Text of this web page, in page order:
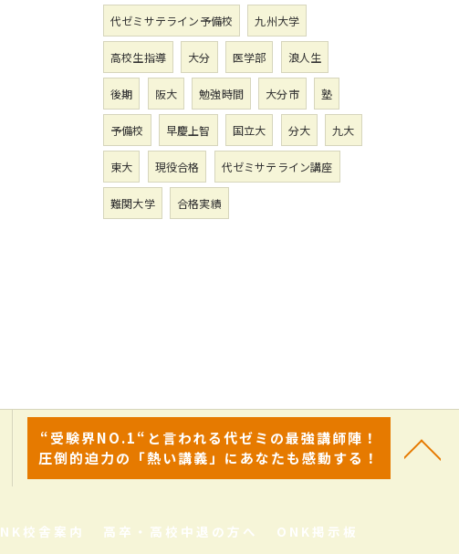
代ゼミサテライン予備校 九州大学
高校生指導 大分 医学部 浪人生
後期 阪大 勉強時間 大分市 塾
予備校 早慶上智 国立大 分大 九大
東大 現役合格 代ゼミサテライン講座
難関大学 合格実績
“受験界NO.1“と言われる代ゼミの最強講師陣！
圧倒的迫力の「熱い講義」にあなたも感動する！
校舎案内 高卒・高校中退の方へ ONK掲示板